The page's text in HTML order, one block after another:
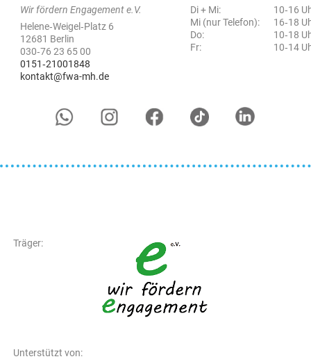
Wir fördern Engagement e.V.
Helene‑Weigel‑Platz 6
12681 Berlin
030‑76 23 65 00
0151‑21001848
kontakt@fwa-mh.de
Di + Mi:
10‑16
Mi (nur Telefon):
16‑18
Do:
10‑18
Fr:
10‑14
Träger:
Unterstützt von: